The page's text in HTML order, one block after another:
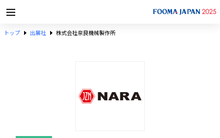
トップ 出展社 株式会社奈良機械製作所